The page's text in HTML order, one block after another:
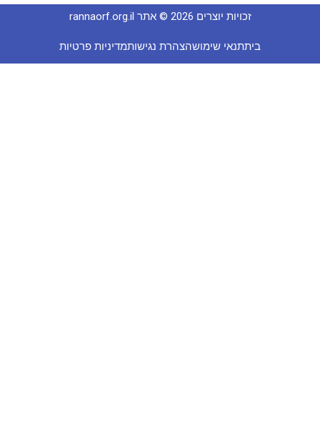
זכויות יוצרים 2026 © אתר rannaorf.org.il
תנאי שימושהצהרת נגישותמדיניות פרטיות